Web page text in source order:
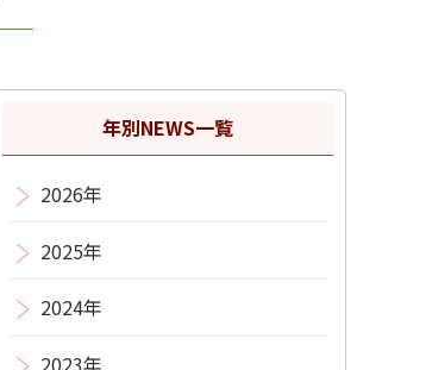
年別NEWS一覧
2026年
2025年
2024年
2023年